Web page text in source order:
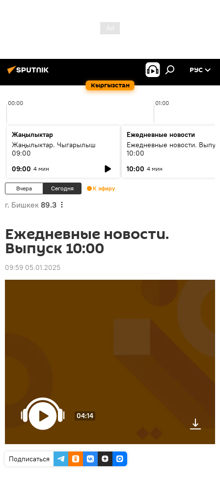
Кыргызстан
РУС
00:00 01:00
Жаңылыктар
Жаңылыктар. Чыгарылыш
09:00
09:00 4 мин
Ежедневные новости
Ежедневные новости.
10:00
10:00 4 мин
Вчера Сегодня К эфиру
г. Бишкек 89.3
Ежедневные новости.
Выпуск 10:00
09:59 05.01.2025
04:14
Подписаться